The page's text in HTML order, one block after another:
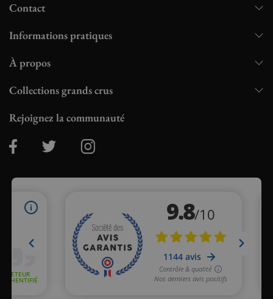
Contact
Informations pratiques
À propos
Collections grands crus
Rejoignez la communauté